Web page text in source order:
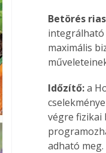
Betörés
integrálható
maximális
Időzítő: a
végre fizikai
adható meg.